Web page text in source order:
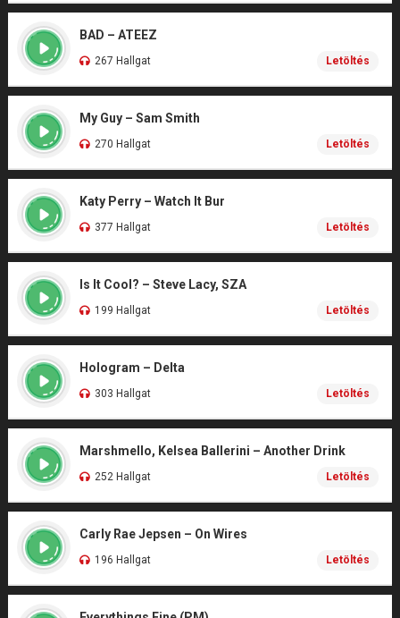
BAD – ATEEZ
267 Hallgat Letöltés
My Guy – Sam Smith
270 Hallgat Letöltés
Katy Perry – Watch It Bur
377 Hallgat Letöltés
Is It Cool? – Steve Lacy, SZA
199 Hallgat Letöltés
Hologram – Delta
303 Hallgat Letöltés
Marshmello, Kelsea Ballerini – Another Drink
252 Hallgat Letöltés
Carly Rae Jepsen – On Wires
196 Hallgat Letöltés